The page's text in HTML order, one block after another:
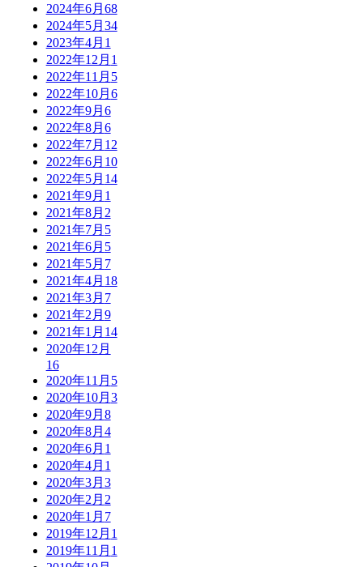
2024年6月 68
2024年5月 34
2023年4月 1
2022年12月 1
2022年11月 5
2022年10月 6
2022年9月 6
2022年8月 6
2022年7月 12
2022年6月 10
2022年5月 14
2021年9月 1
2021年8月 2
2021年7月 5
2021年6月 5
2021年5月 7
2021年4月 18
2021年3月 7
2021年2月 9
2021年1月 14
2020年12月
16
2020年11月 5
2020年10月 3
2020年9月 8
2020年8月 4
2020年6月 1
2020年4月 1
2020年3月 3
2020年2月 2
2020年1月 7
2019年12月 1
2019年11月 1